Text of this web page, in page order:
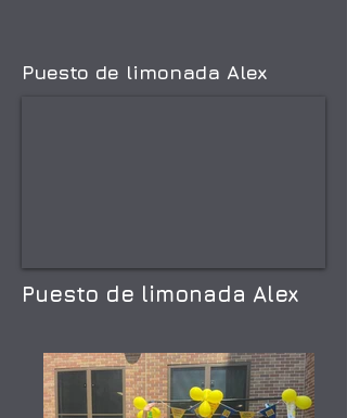
Puesto de limonada Alex
Puesto de limonada Alex